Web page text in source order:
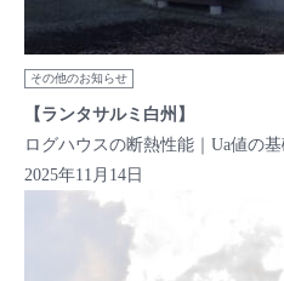
その他のお知らせ
【ランタサルミ白州】
ログハウスの断熱性能｜Ua値の
2025年11月14日